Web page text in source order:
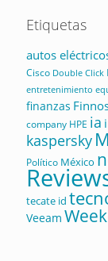
Etiquetas
autos
Cisco Double Click
entretenimiento
finanzas
company HPE ia
kaspersky
Político México
tecate id
Veeam